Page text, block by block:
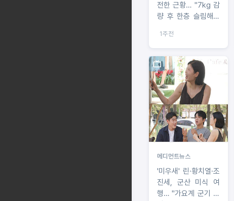
전한 근황… "7kg 감
량 후 한층 슬림해진
1주전
메디먼트뉴스
'미우새' 린·황치열·조
진세, 군산 미식 여
행… "가요계 군기 반